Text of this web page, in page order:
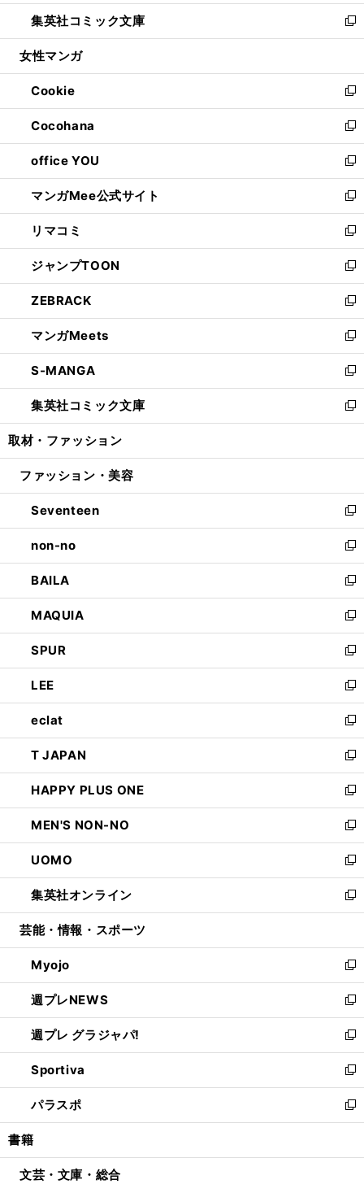
開
く
ウ
で
開
ン
ド
ウ
開
く
ウ
ィ
ン
ウ
で
開
く
し
い
ウ
ン
ド
ウ
で
開
く
集英社コミック文庫
新
し
ウ
ィ
ン
ド
ウ
で
開
く
女性マンガ
Cookie
新
し
い
ウ
ィ
ン
ド
ウ
で
開
く
Cocohana
新
し
い
ウ
ィ
ン
ド
ウ
で
開
く
office YOU
新
し
い
ウ
ィ
ン
ド
ウ
で
開
く
マンガMee公式サイト
新
し
い
ウ
ィ
ン
ド
ウ
で
開
く
リマコミ
新
し
い
ウ
ィ
ン
ド
ウ
で
開
く
ジャンプTOON
新
し
い
ウ
ィ
ン
ド
ウ
で
開
ZEBRACK
新
し
い
ウ
ィ
ン
ド
ウ
開
マンガMeets
新
し
い
ウ
ィ
ン
ウ
開
く
S-MANGA
新
し
い
ウ
ン
ウ
で
開
く
集英社コミック文庫
新
し
ウ
ン
ド
ウ
で
開
く
取材・ファッション
ファッション・美容
Seventeen
新
し
い
ウ
ィ
ン
ド
ウ
で
開
く
non-no
新
し
い
ウ
ィ
ン
ド
ウ
で
開
く
BAILA
新
し
い
ウ
ィ
ン
ド
ウ
で
開
く
MAQUIA
新
し
い
ウ
ィ
ン
ド
ウ
で
開
く
SPUR
新
し
い
ウ
ィ
ン
ド
ウ
で
開
く
LEE
新
し
い
ウ
ィ
ン
ド
ウ
で
開
く
eclat
新
し
い
ウ
ィ
ン
ド
ウ
で
開
く
T JAPAN
新
し
い
ウ
ィ
ン
ド
ウ
で
開
HAPPY PLUS ONE
新
し
い
ウ
ィ
ン
ド
ウ
開
く
MEN'S NON-NO
新
し
い
ウ
ィ
ン
ウ
で
開
く
UOMO
新
し
い
ウ
ン
ド
ウ
で
開
く
集英社オンライン
新
し
ウ
ィ
ン
ド
ウ
で
開
く
芸能・情報・スポーツ
Myojo
新
し
い
ウ
ィ
ン
ド
ウ
で
開
週プレNEWS
新
し
い
ウ
ィ
ン
ド
ウ
開
週プレ グラジャパ!
新
し
い
ウ
ィ
ン
ウ
Sportiva
新
し
い
ウ
ン
パラスポ
新
し
ウ
書籍
文芸・文庫・総合